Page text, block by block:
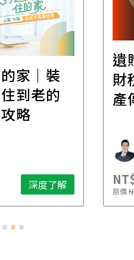
家｜裝
到老的
略
深度了解
遺
財
產
原價